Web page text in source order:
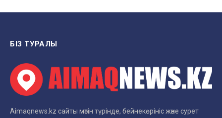
БІЗ ТУРАЛЫ
Aimaqnews.kz сайты мәтін түрінде, бейнекөрініс және сурет